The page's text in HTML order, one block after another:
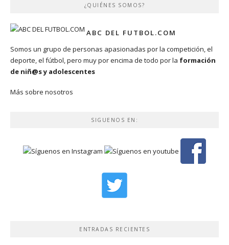
¿QUIÉNES SOMOS?
ABC DEL FUTBOL.COM
Somos un grupo de personas apasionadas por la competición, el
deporte, el fútbol, pero muy por encima de todo por la formación
de niñ@s y adolescentes
Más sobre nosotros
SIGUENOS EN:
ENTRADAS RECIENTES